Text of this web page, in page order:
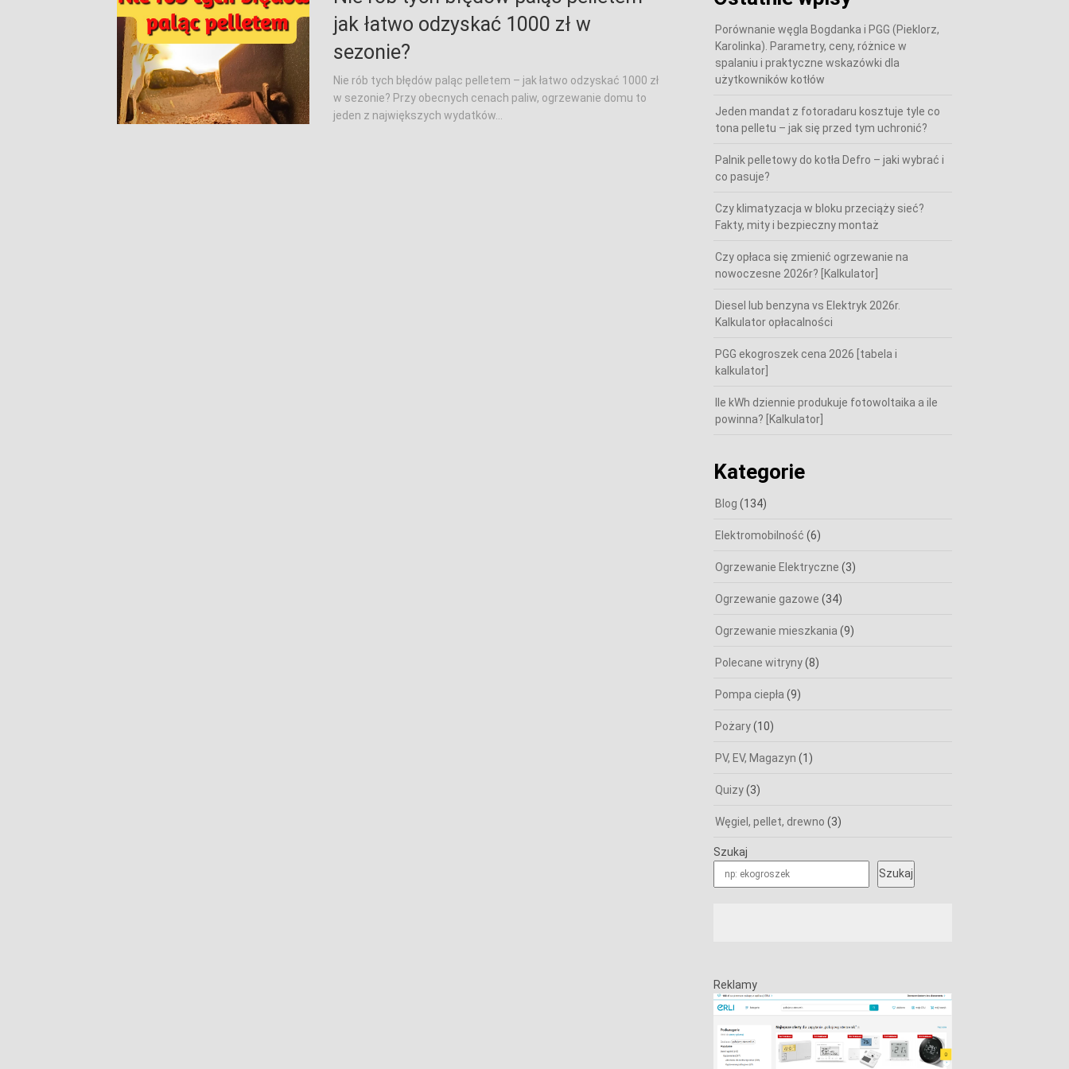
jak łatwo odzyskać 1000 zł w
sezonie?
Nie rób tych błędów paląc pelletem – jak łatwo odzyskać 1000 zł
w sezonie? Przy obecnych cenach paliw, ogrzewanie domu to
jeden z największych wydatków...
Porównanie węgla Bogdanka i PGG (Pieklorz,
Karolinka). Parametry, ceny, różnice w
spalaniu i praktyczne wskazówki dla
użytkowników kotłów
Jeden mandat z fotoradaru kosztuje tyle co
tona pelletu – jak się przed tym uchronić?
Palnik pelletowy do kotła Defro – jaki wybrać i
co pasuje?
Czy klimatyzacja w bloku przeciąży sieć?
Fakty, mity i bezpieczny montaż
Czy opłaca się zmienić ogrzewanie na
nowoczesne 2026r? [Kalkulator]
Diesel lub benzyna vs Elektryk 2026r.
Kalkulator opłacalności
PGG ekogroszek cena 2026 [tabela i
kalkulator]
Ile kWh dziennie produkuje fotowoltaika a ile
powinna? [Kalkulator]
Kategorie
Blog (134)
Elektromobilność (6)
Ogrzewanie Elektryczne (3)
Ogrzewanie gazowe (34)
Ogrzewanie mieszkania (9)
Polecane witryny(8)
Pompa ciepła (9)
Pożary(10)
PV, EV, Magazyn (1)
Quizy(3)
Węgiel, pellet, drewno (3)
Szukaj
Szukaj
Reklamy